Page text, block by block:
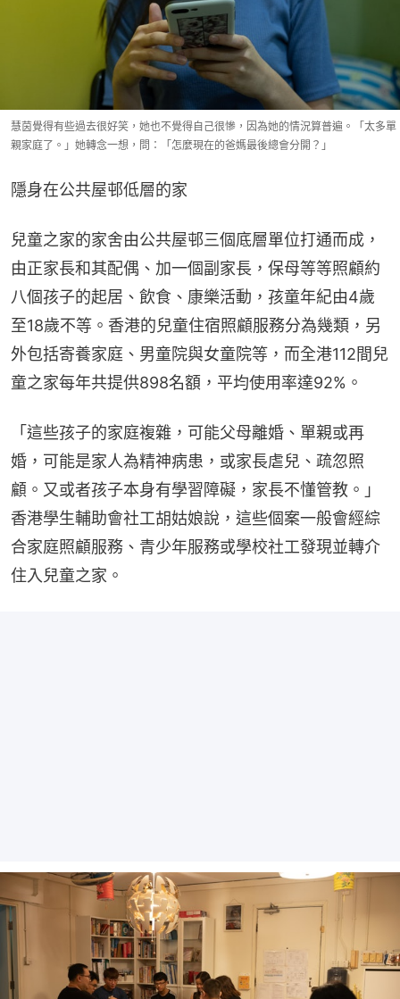
慧茵覺得有些過去很好笑，她也不覺得自己很慘，因為她的情況算普遍。「太多單
親家庭了。」她轉念一想，問：「怎麼現在的爸媽最後總會分開？」
隱身在公共屋邨低層的家
兒童之家的家舍由公共屋邨三個底層單位打通而成，
由正家長和其配偶、加一個副家長，保母等等照顧約
八個孩子的起居、飲食、康樂活動，孩童年紀由4歲
至18歲不等。香港的兒童住宿照顧服務分為幾類，另
外包括寄養家庭、男童院與女童院等，而全港112間兒
童之家每年共提供898名額，平均使用率達92%。
「這些孩子的家庭複雜，可能父母離婚、單親或再
婚，可能是家人為精神病患，或家長虐兒、疏忽照
顧。又或者孩子本身有學習障礙，家長不懂管教。」
香港學生輔助會社工胡姑娘說，這些個案一般會經綜
合家庭照顧服務、青少年服務或學校社工發現並轉介
住入兒童之家。